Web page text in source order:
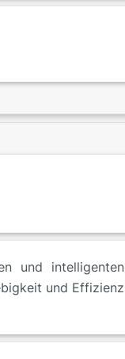
und intelligenten
und Effizienz